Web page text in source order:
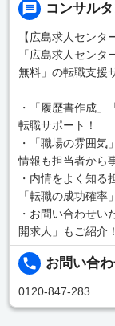
コンサル
【広島求人センタ
「広島求人セン
無料」の転職支援
・「履歴書作成
転職サポート！
・「職場の雰囲
情報も担当者から
・内情をよく知る
「転職の成功確率
・お問い合わせ
開求人」もご紹介！
お問い合
0120-847-283